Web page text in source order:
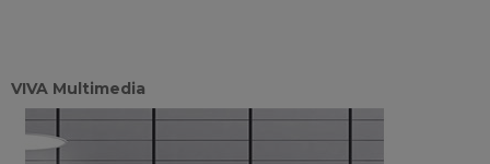
VIVA Multimedia